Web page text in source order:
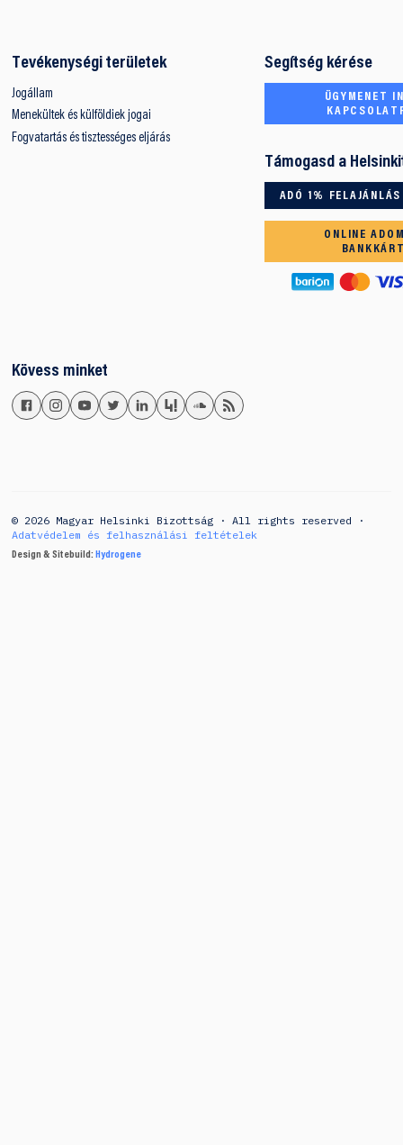
Tevékenységi területek
Jogállam
Menekültek és külföldiek jogai
Fogvatartás és tisztességes eljárás
Segítség kérése
ÜGYMENET
Támogasd a
ADÓ 1% FELAJÁNLÁS
ONLINE
Kövess minket
© 2026 Magyar Helsinki Bizottság · All rights reserved ·
Adatvédelem és felhasználási feltételek
Design & Sitebuild: Hydrogene